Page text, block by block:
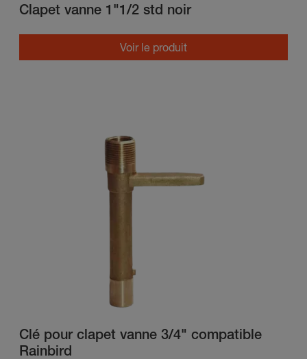
Clapet vanne 1"1/2 std noir
Voir le produit
Clé pour clapet vanne 3/4" compatible
Rainbird